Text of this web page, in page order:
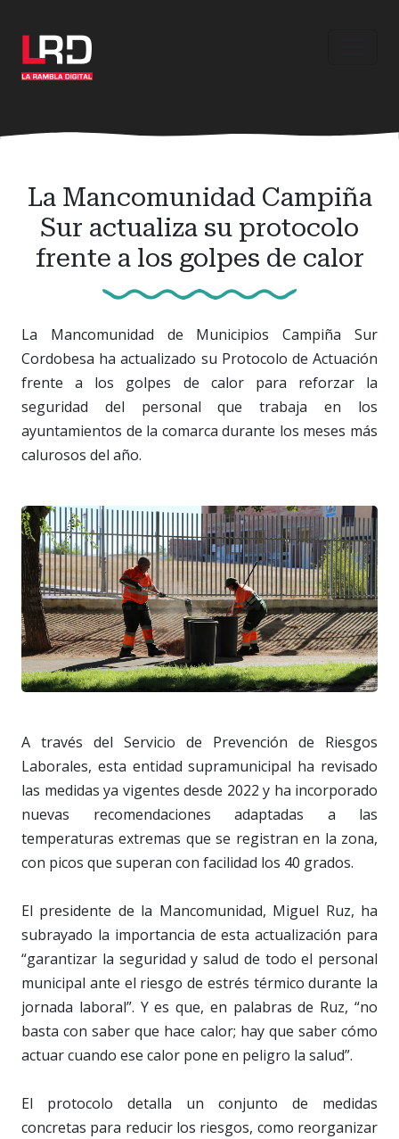
contenido
principal
La Mancomunidad Campiña
Sur actualiza su protocolo
frente a los golpes de calor
La Mancomunidad de Municipios Campiña Sur
Cordobesa ha actualizado su Protocolo de Actuación
frente a los golpes de calor para reforzar la
seguridad del personal que trabaja en los
ayuntamientos de la comarca durante los meses más
calurosos del año.
A través del Servicio de Prevención de Riesgos
Laborales, esta entidad supramunicipal ha revisado
las medidas ya vigentes desde 2022 y ha incorporado
nuevas recomendaciones adaptadas a las
temperaturas extremas que se registran en la zona,
con picos que superan con facilidad los 40 grados.
El presidente de la Mancomunidad, Miguel Ruz, ha
subrayado la importancia de esta actualización para
“garantizar la seguridad y salud de todo el personal
municipal ante el riesgo de estrés térmico durante la
jornada laboral”. Y es que, en palabras de Ruz, “no
basta con saber que hace calor; hay que saber cómo
actuar cuando ese calor pone en peligro la salud”.
El protocolo detalla un conjunto de medidas
concretas para reducir los riesgos, como reorganizar